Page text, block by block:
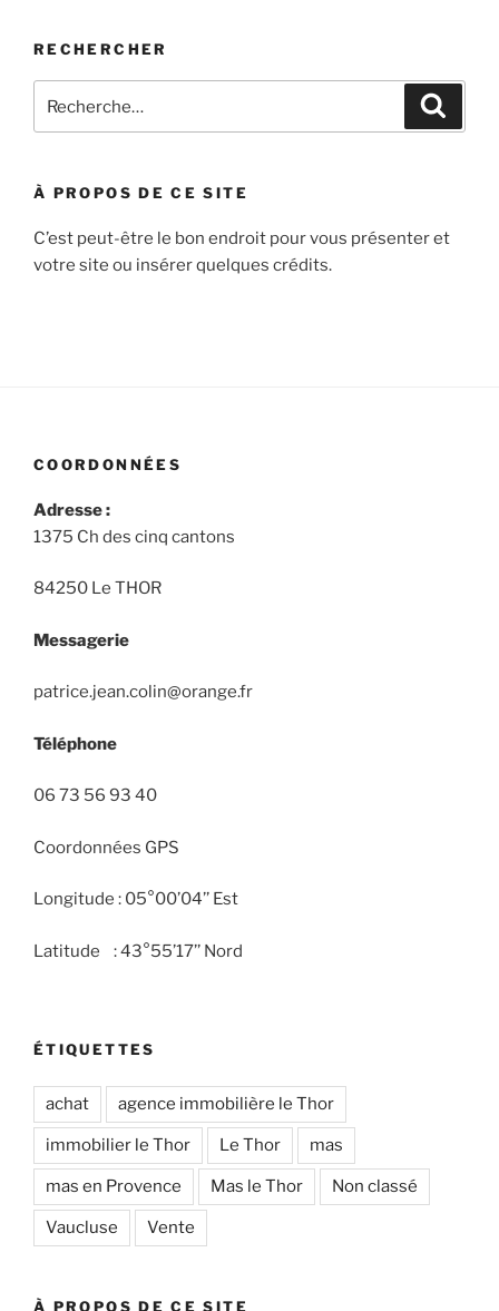
RECHERCHER
pour
À PROPOS DE CE SITE
C’est peut-être le bon endroit pour vous présenter et
votre site ou insérer quelques crédits.
COORDONNÉES
Adresse :
1375 Ch des cinq cantons
84250 Le THOR
Messagerie
patrice.jean.colin@orange.fr
Téléphone
06 73 56 93 40
Coordonnées GPS
Longitude : 05°00’04’’ Est
Latitude : 43°55’17’’ Nord
ÉTIQUETTES
achat agence immobilière le Thor
immobilier le Thor Le Thor mas
mas en Provence Mas le Thor Non classé
Vaucluse Vente
À PROPOS DE CE SITE